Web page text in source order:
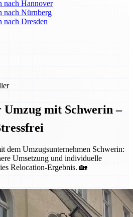
nach Hannover
nach Nürnberg
Dresden
Umzug mit Schwerin –
dem Umzugsunternehmen Schwerin:
Umsetzung und individuelle
Relocation-Ergebnis. 🏡